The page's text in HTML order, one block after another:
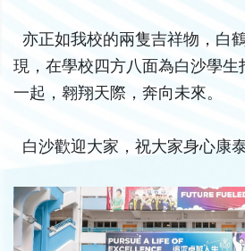
亦正如我校的兩隻吉祥物，白
現，在學校四方八面為白沙學
一起，翱翔天際，奔向未來。
白沙歡迎大家，祝大家身心康